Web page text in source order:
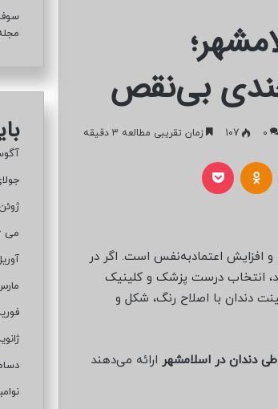
بی‌نقص
0
107 زمان تقریبی مطالعه 3 دقیقه
و افزایش اعتمادبه‌نفس است. اگر در
انتخاب درست پزشک و کلینیک
دندان با اصلاح رنگ، شکل و
دندان در اسلامشهر ارائه می‌دهند
جولای
ژوئن 2026
می 2026
آوریل
مارس
فوریه
ژانویه
دسامبر
نوامبر